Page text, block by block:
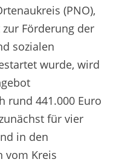
(PNO),
Förderung der
sozialen
wurde, wird
rund 441.000 Euro
für vier
in den
vom Kreis